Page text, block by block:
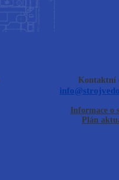
Kontaktní
Informace o
Plán